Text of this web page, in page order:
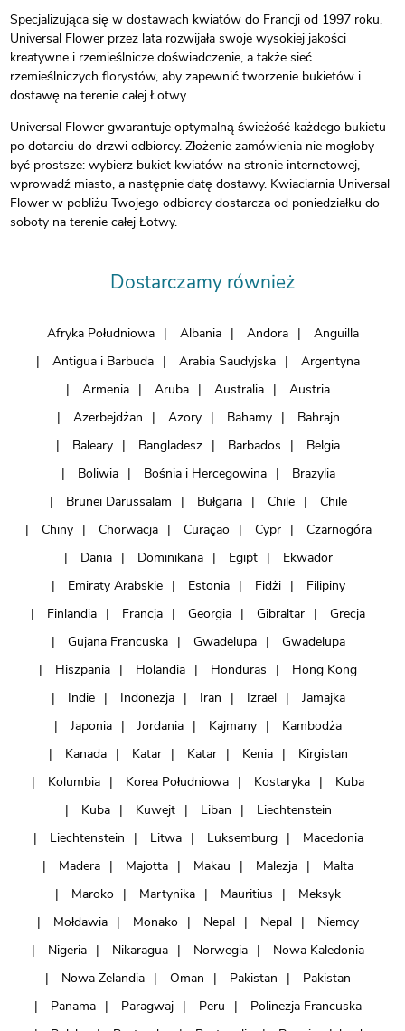
Specjalizująca się w dostawach kwiatów do Francji od 1997 roku,
Universal Flower przez lata rozwijała swoje wysokiej jakości
kreatywne i rzemieślnicze doświadczenie, a także sieć
rzemieślniczych florystów, aby zapewnić tworzenie bukietów i
dostawę na terenie całej Łotwy.
Universal Flower gwarantuje optymalną świeżość każdego bukietu
po dotarciu do drzwi odbiorcy. Złożenie zamówienia nie mogłoby
być prostsze: wybierz bukiet kwiatów na stronie internetowej,
wprowadź miasto, a następnie datę dostawy. Kwiaciarnia Universal
Flower w pobliżu Twojego odbiorcy dostarcza od poniedziałku do
soboty na terenie całej Łotwy.
Dostarczamy również
Afryka Południowa Albania Andora
Anguilla
Antigua i Barbuda
Arabia Saudyjska
Argentyna
Armenia
Aruba Australia
Austria
Azerbejdżan
Azory Bahamy
Bahrajn
Baleary
Bangladesz Barbados
Belgia
Boliwia
Bośnia i Hercegowina
Brazylia
Brunei Darussalam
Bułgaria Chile
Chile
Chiny
Chorwacja Curaçao Cypr
Czarnogóra
Dania
Dominikana Egipt
Ekwador
Emiraty Arabskie
Estonia Fidżi
Filipiny
Finlandia
Francja Georgia Gibraltar
Grecja
Gujana Francuska
Gwadelupa
Gwadelupa
Hiszpania
Holandia Honduras
Hong Kong
Indie
Indonezja Iran Izrael
Jamajka
Japonia
Jordania Kajmany
Kambodża
Kanada
Katar Katar Kenia
Kirgistan
Kolumbia
Korea Południowa Kostaryka
Kuba
Kuba
Kuwejt Liban
Liechtenstein
Liechtenstein
Litwa Luksemburg
Macedonia
Madera
Majotta Makau Malezja
Malta
Maroko
Martynika Mauritius
Meksyk
Mołdawia
Monako Nepal Nepal
Niemcy
Nigeria
Nikaragua Norwegia
Nowa Kaledonia
Nowa Zelandia
Oman Pakistan
Pakistan
Panama
Paragwaj Peru
Polinezja Francuska